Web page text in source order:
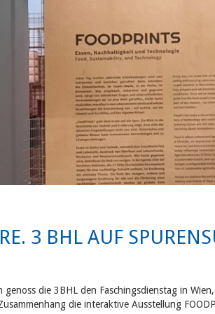
3 BHL AUF
genoss die 3BHL den Faschingsdienstag in
die interaktive Ausstellung